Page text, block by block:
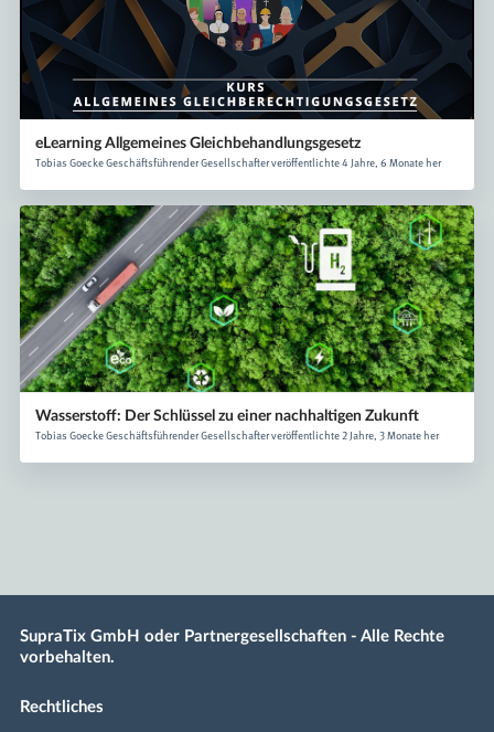
eLearning Allgemeines Gleichbehandlungsgesetz
Tobias Goecke Geschäftsführender Gesellschafter veröffentlichte 4 Jahre, 6 Monate her
Wasserstoff: Der Schlüssel zu einer nachhaltigen Zukunft
Tobias Goecke Geschäftsführender Gesellschafter veröffentlichte 2 Jahre, 3 Monate her
SupraTix GmbH oder Partnergesellschaften - Alle Rechte
vorbehalten.
Rechtliches